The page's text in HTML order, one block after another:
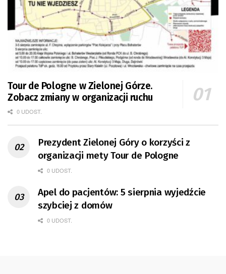
Tour de Pologne w Zielonej Górze.
Zobacz zmiany w organizacji ruchu
0 UDOST.
Prezydent Zielonej Góry o korzyści z
organizacji mety Tour de Pologne
0 UDOST.
Apel do pacjentów: 5 sierpnia wyjedźcie
szybciej z domów
0 UDOST.